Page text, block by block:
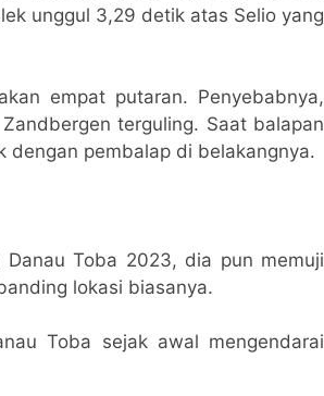
unggul 3,29 detik atas Selio yang
empat putaran. Penyebabnya,
terguling. Saat balapan
dengan pembalap di belakangnya.
Danau Toba 2023, dia pun memuji
lokasi biasanya.
Toba sejak awal mengendarai